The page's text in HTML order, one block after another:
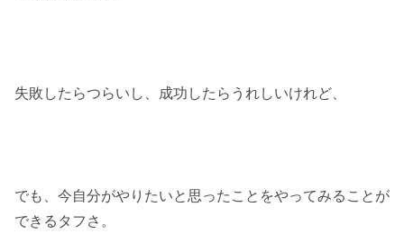
失敗したらつらいし、成功したらうれしいけれど、
でも、今自分がやりたいと思ったことをやってみることが
できるタフさ。